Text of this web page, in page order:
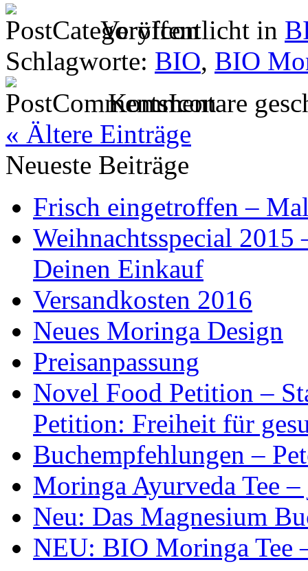
Veröffentlicht in
Schlagworte: BIO, BIO
Kommentare
« Ältere Einträge
Neueste Beiträge
Frisch eingetroffen –
Weihnachtsspecial
Deinen Einkauf
Versandkosten 2016
Neues Moringa Design
Preisanpassung
Novel Food Petition –
Petition: Freiheit für
Buchempfehlungen –
Moringa Ayurveda Tee
Neu: Das Magnesium
NEU: BIO Moringa Tee